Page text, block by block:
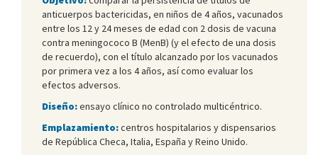
anticuerpos bactericidas, en niños de 4 años, vacunados
entre los 12 y 24 meses de edad con 2 dosis de vacuna
contra meningococo B (MenB) (y el efecto de una dosis
de recuerdo), con el título alcanzado por los vacunados
por primera vez a los 4 años, así como evaluar los
efectos adversos.
Diseño:ensayo clínico no controlado multicéntrico.
Emplazamiento:centros hospitalarios y dispensarios
de República Checa, Italia, España y Reino Unido.